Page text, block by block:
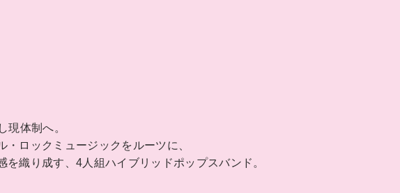
現体制へ。
ロックミュージックをルーツに、
織り成す、4人組ハイブリッドポップスバンド。